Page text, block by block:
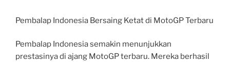
Pembalap Indonesia Bersaing Ketat di MotoGP Terbaru
Pembalap Indonesia semakin menunjukkan
prestasinya di ajang MotoGP terbaru. Mereka berhasil